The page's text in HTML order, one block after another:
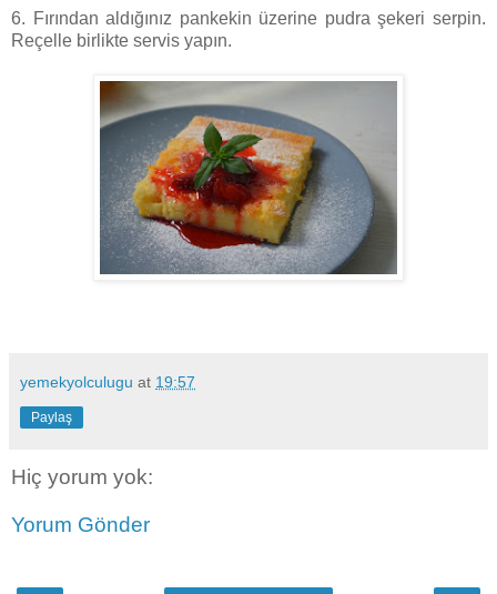
6. Fırından aldığınız pankekin üzerine pudra şekeri serpin.
Reçelle birlikte servis yapın.
yemekyolculugu at 19:57
Paylaş
Hiç yorum yok:
Yorum Gönder